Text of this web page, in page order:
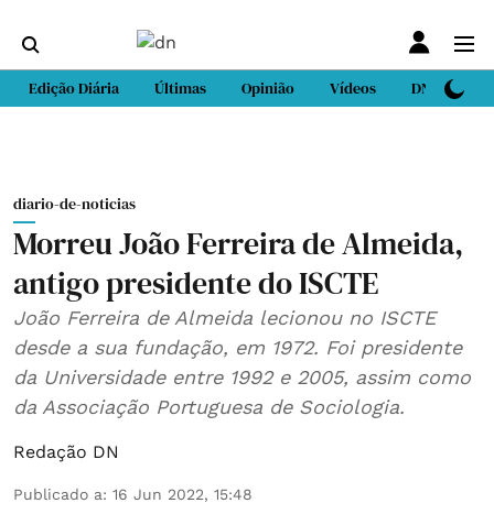
Edição Diária Últimas Opinião Vídeos DN Sport
diario-de-noticias
Morreu João Ferreira de Almeida,
antigo presidente do ISCTE
João Ferreira de Almeida lecionou no ISCTE
desde a sua fundação, em 1972. Foi presidente
da Universidade entre 1992 e 2005, assim como
da Associação Portuguesa de Sociologia.
Redação DN
Publicado a: 16 Jun 2022, 15:48